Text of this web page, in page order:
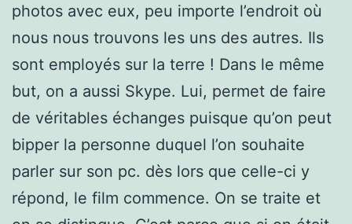
photos avec eux, peu importe l’endroit où
nous nous trouvons les uns des autres. Ils
sont employés sur la terre ! Dans le même
but, on a aussi Skype. Lui, permet de faire
de véritables échanges puisque qu’on peut
bipper la personne duquel l’on souhaite
parler sur son pc. dès lors que celle-ci y
répond, le film commence. On se traite et